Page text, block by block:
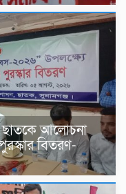
ছাতকে আলোচনা
বিতরণ-